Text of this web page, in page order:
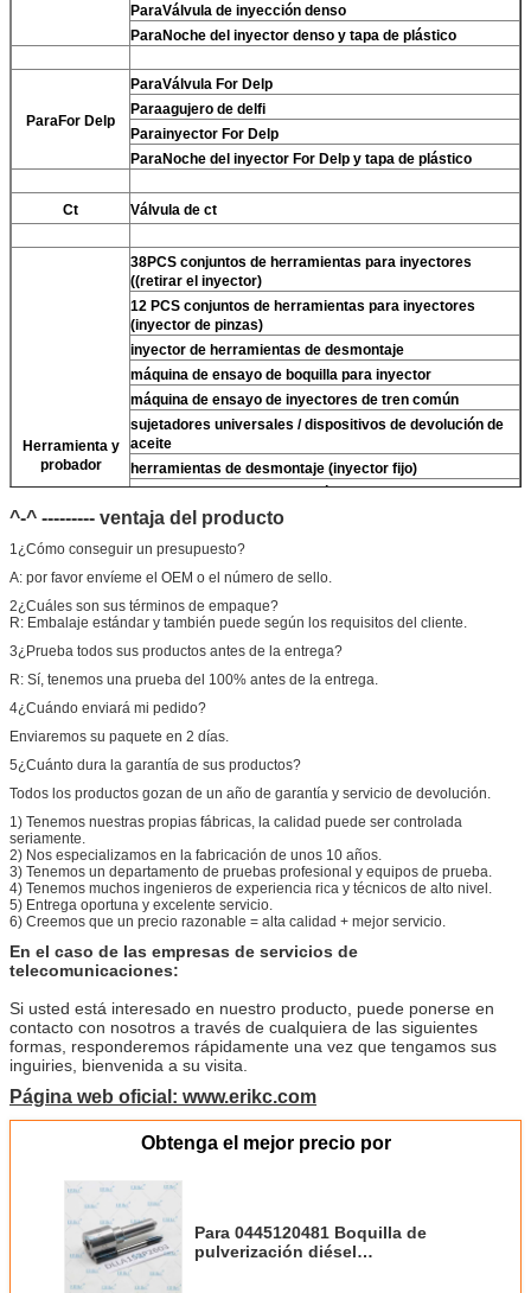
ParaVálvula de inyección denso
ParaNoche del inyector denso y tapa de plástico
ParaFor Delp
ParaVálvula For Delp
Paraagujero de delfi
Parainyector For Delp
ParaNoche del inyector For Delp y tapa de plástico
Ct Válvula de ct
Herramienta y
probador
38PCS conjuntos de herramientas para inyectores
((retirar el inyector)
12 PCS conjuntos de herramientas para inyectores
(inyector de pinzas)
inyector de herramientas de desmontaje
máquina de ensayo de boquilla para inyector
máquina de ensayo de inyectores de tren común
sujetadores universales / dispositivos de devolución de
aceite
herramientas de desmontaje (inyector fijo)
ParaLas llaves de tres mandíbulas densas
(quitar)ParaVálvula de densidad)
el micrómetro
Los kits de ensayo multifunción para inyectores CR
banco de ensayo de inyectores de ferrocarril común
(ParaFor BOS/para el denso/para el For Delp/para el
piezo)
^-^ --------- ventaja del producto
1¿Cómo conseguir un presupuesto?
A: por favor envíeme el OEM o el número de sello.
2¿Cuáles son sus términos de empaque?
R: Embalaje estándar y también puede según los requisitos del cliente.
3¿Prueba todos sus productos antes de la entrega?
R: Sí, tenemos una prueba del 100% antes de la entrega.
4¿Cuándo enviará mi pedido?
Enviaremos su paquete en 2 días.
5¿Cuánto dura la garantía de sus productos?
Todos los productos gozan de un año de garantía y servicio de devolución.
1) Tenemos nuestras propias fábricas, la calidad puede ser controlada
seriamente.
2) Nos especializamos en la fabricación de unos 10 años.
3) Tenemos un departamento de pruebas profesional y equipos de prueba.
4) Tenemos muchos ingenieros de experiencia rica y técnicos de alto nivel.
5) Entrega oportuna y excelente servicio.
6) Creemos que un precio razonable = alta calidad + mejor servicio.
En el caso de las empresas de servicios de
telecomunicaciones:
Si usted está interesado en nuestro producto, puede ponerse en
contacto con nosotros a través de cualquiera de las siguientes
formas, responderemos rápidamente una vez que tengamos sus
inguiries, bienvenida a su visita.
Página web oficial: www.erikc.com
Obtenga el mejor precio por
Para 0445120481 Boquilla de
pulverización diésel